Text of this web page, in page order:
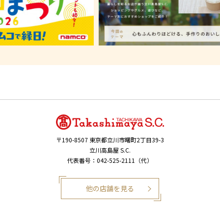
〒190-8507 東京都立川市曙町2丁目39-3
立川高島屋 S.C.
代表番号：042-525-2111（代）
他の店舗を見る